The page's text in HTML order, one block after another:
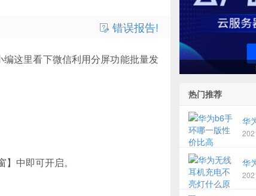
错误报告!
这里看下微信利用分屏功能批量发
中即可开启。
热门推荐
华
华